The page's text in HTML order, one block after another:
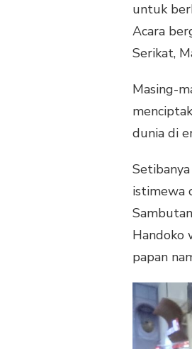
BAKRY
WAKILI
PADA
INTERNASIONAL
VIETNAM
untuk
Acara
Serikat,
Masing-
dunia di
istimewa
Handoko
papan